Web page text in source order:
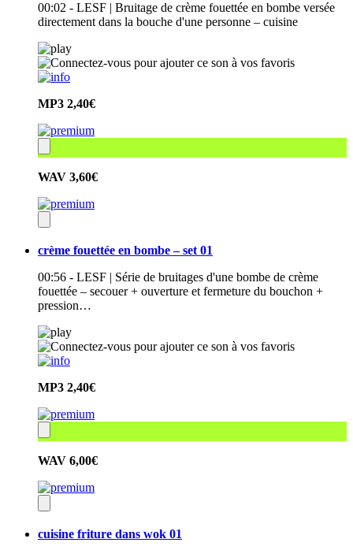
00:02 - LESF | Bruitage de crème fouettée en bombe versée
directement dans la bouche d'une personne – cuisine
MP3 2,40€
WAV 3,60€
crème fouettée en bombe – set 01
00:56 - LESF | Série de bruitages d'une bombe de crème
fouettée – secouer + ouverture et fermeture du bouchon +
pression…
MP3 2,40€
WAV 6,00€
cuisine friture dans wok 01